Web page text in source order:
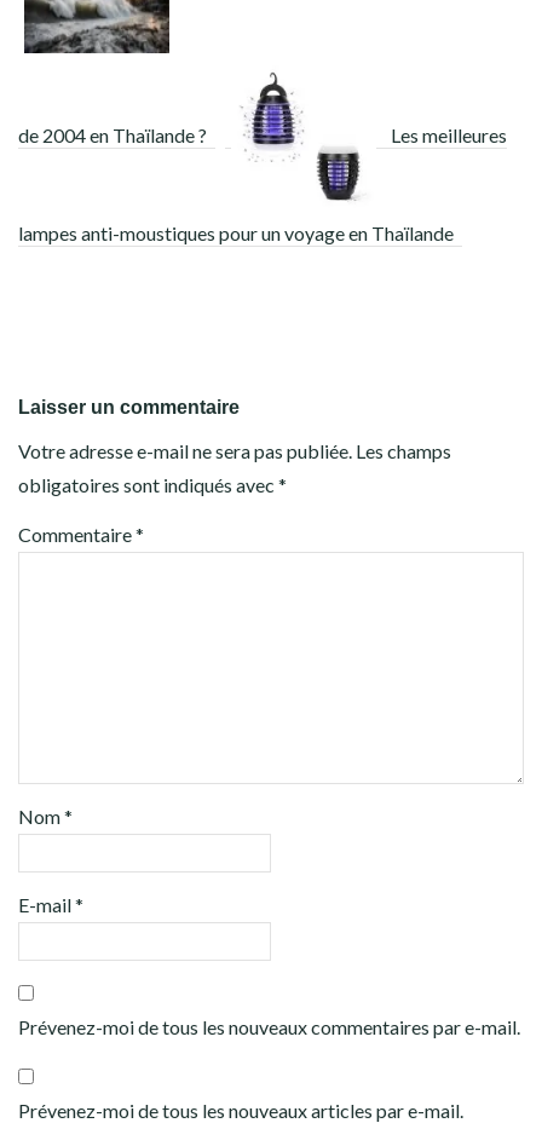
de 2004 en Thaïlande ? Les meilleures
lampes anti-moustiques pour un voyage en Thaïlande
Laisser un commentaire
Votre adresse e-mail ne sera pas publiée. Les champs
obligatoires sont indiqués avec *
Commentaire*
Nom*
E-mail*
Prévenez-moi de tous les nouveaux commentaires par e-mail.
Prévenez-moi de tous les nouveaux articles par e-mail.